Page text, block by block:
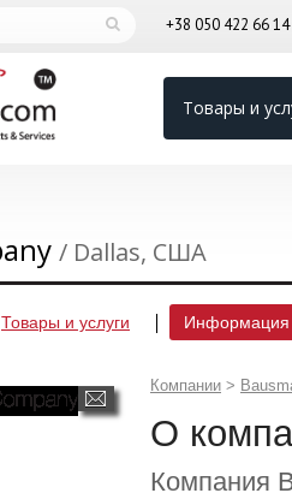
+38 050 422 66 14
Товары и
/ Dallas, США
Товары и услуги Информация
Компании >
О
Компания